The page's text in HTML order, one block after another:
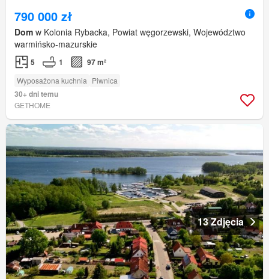
790 000 zł
Dom w Kolonia Rybacka, Powiat węgorzewski, Województwo
warmińsko-mazurskie
5 1 97 m²
Wyposażona kuchnia Piwnica
30+ dni temu
GETHOME
13 Zdjęcia